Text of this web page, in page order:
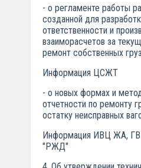
- о регламенте работы
созданной для
ответственности и
взаиморасчетов за
ремонт собственных
Информация ЦСЖТ
- о новых формах и
отчетности по ремонту
остатку неисправных
Информация ИВЦ ЖА,
"РЖД"